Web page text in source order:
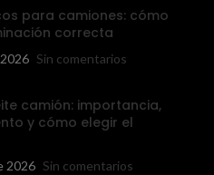
para camiones: cómo
correcta
Sin comentarios
camión: importancia,
y cómo elegir el
2026 Sin comentarios